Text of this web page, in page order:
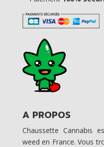
A PROPOS
Chaussette Cannabis
weed en France. Vous